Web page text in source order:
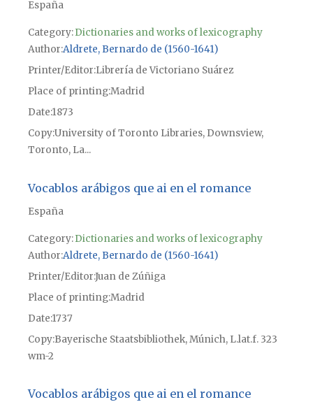
España
Category:Dictionaries and works of lexicography
Author Aldrete, Bernardo de (1560-1641)
Printer/Editor Librería de Victoriano Suárez
Place of printingMadrid
Date1873
CopyUniversity of Toronto Libraries, Downsview,
Toronto, La...
Vocablos arábigos que ai en el romance
España
Category:Dictionaries and works of lexicography
Author Aldrete, Bernardo de (1560-1641)
Printer/EditorJuan de Zúñiga
Place of printingMadrid
Date1737
CopyBayerische Staatsbibliothek, Múnich, L.lat.f. 323
wm-2
Vocablos arábigos que ai en el romance